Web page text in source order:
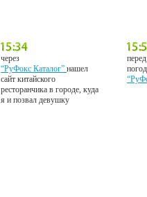
через
“РуФокс Каталог”нашел
сайт китайского
ресторанчика в городе, куда
я и позвал девушку